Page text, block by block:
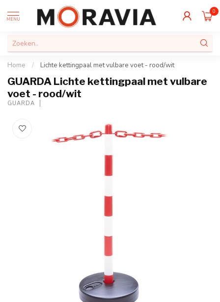
MENU
0
Home / Lichte kettingpaal met vulbare voet - rood/wit
GUARDA Lichte kettingpaal met vulbare
voet - rood/wit
GUARDA